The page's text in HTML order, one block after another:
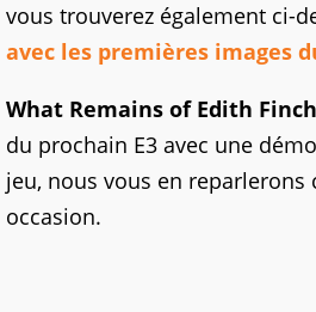
vous trouverez également ci-
avec les premières images
What Remains of Edith Finch
du prochain E3 avec une
jeu, nous vous en reparlerons
occasion.